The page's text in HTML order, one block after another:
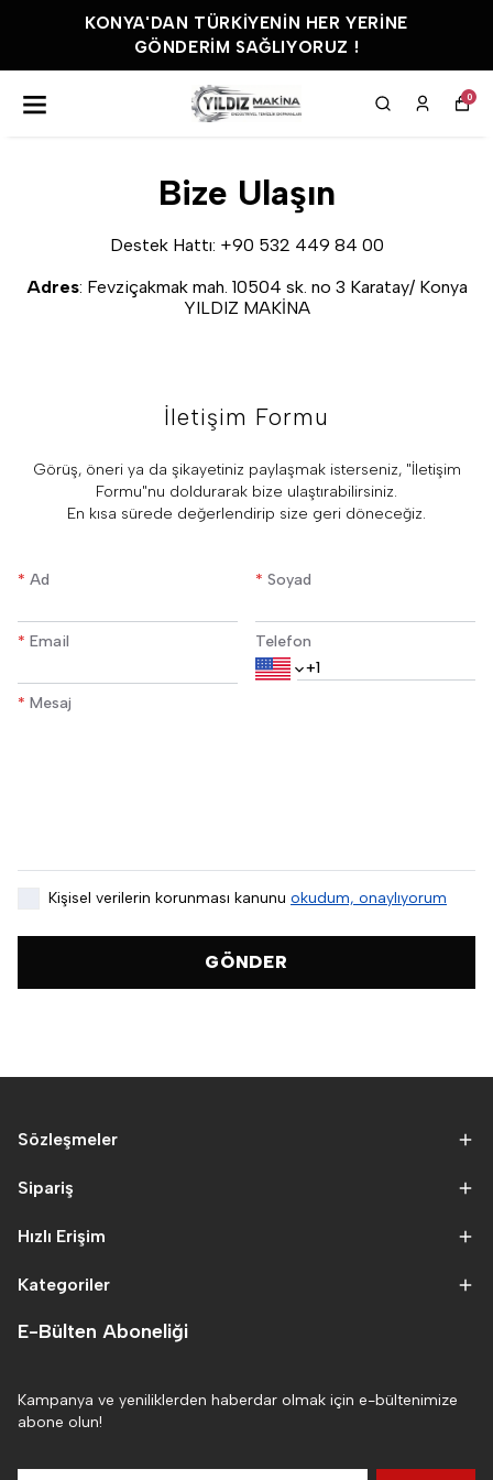
KONYA'DAN TÜRKIYENIN HER YERINE
GÖNDERIM SAĞLIYORUZ !
0
Bize Ulaşın
Destek Hattı: +90 532 449 84 00
Adres: Fevziçakmak mah. 10504 sk. no 3 Karatay/ Konya
YILDIZ MAKİNA
İletişim Formu
​Görüş, öneri ya da şikayetiniz paylaşmak isterseniz, "İletişim
Formu"nu doldurarak bize ulaştırabilirsiniz.
En kısa sürede değerlendirip size geri döneceğiz.
* Ad * Soyad
* Email Telefon
* Mesaj
Kişisel verilerin korunması kanunu okudum, onaylıyorum
GÖNDER
Sözleşmeler
Sipariş
Hızlı Erişim
Kategoriler
E-Bülten Aboneliği
Kampanya ve yeniliklerden haberdar olmak için e-bültenimize
abone olun!